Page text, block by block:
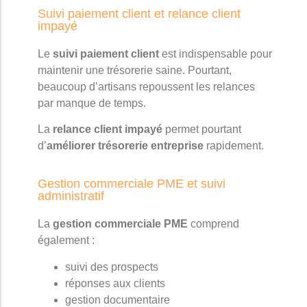
Suivi paiement client et relance client
impayé
Le suivi paiement client est indispensable pour
maintenir une trésorerie saine. Pourtant,
beaucoup d’artisans repoussent les relances
par manque de temps.
La relance client impayé permet pourtant
d’améliorer trésorerie entreprise rapidement.
Gestion commerciale PME et suivi
administratif
La gestion commerciale PME comprend
également :
suivi des prospects
réponses aux clients
gestion documentaire